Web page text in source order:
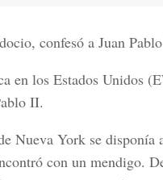
confesó a Juan
en los Estados Unidos
II.
Nueva York se disponía
con un mendigo.